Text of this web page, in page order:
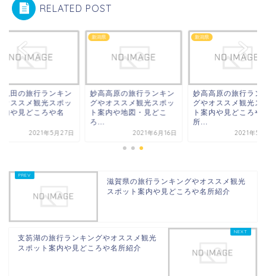
RELATED POST
亀田の旅行ランキン
オススメ観光スポッ
内や見どころや名
2021年5月27日
新潟県
妙高高原の旅行ランキン
グやオススメ観光スポッ
ト案内や地図・見どこ
ろ...
2021年6月16日
新潟県
妙高高原の旅行ラン
グやオススメ観光ス
ト案内や見どころや
所...
2021年5
滋賀県の旅行ランキングやオススメ観光
スポット案内や見どころや名所紹介
支笏湖の旅行ランキングやオススメ観光
スポット案内や見どころや名所紹介